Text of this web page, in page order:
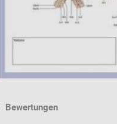
Bewertungen